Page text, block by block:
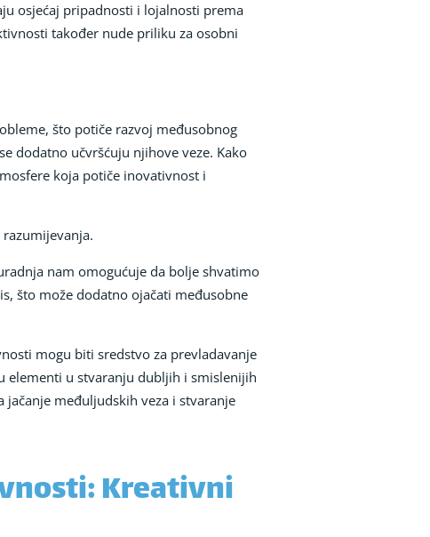
osjećaj pripadnosti i lojalnosti prema
također nude priliku za osobni
što potiče razvoj međusobnog
dodatno učvršćuju njihove veze. Kako
koja potiče inovativnost i
nam omogućuje da bolje shvatimo
što može dodatno ojačati međusobne
mogu biti sredstvo za prevladavanje
elementi u stvaranju dubljih i smislenijih
međuljudskih veza i stvaranje
Kreativni